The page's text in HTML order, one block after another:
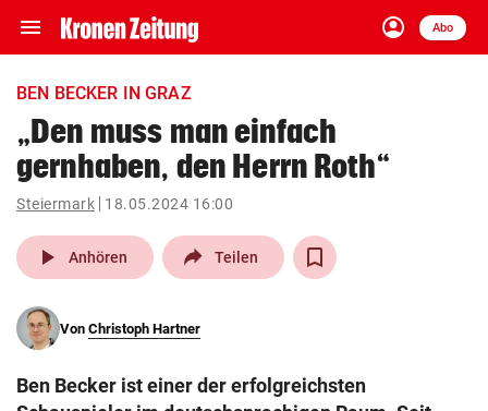
menu Navigation
ein-/ausklappen
account_circle
Anmelden
Abo
close Schließen
account_circle Anmelden
arrow_right
pin_drop
Wien arrow_right
search
eingeben
BEN BECKER IN GRAZ
„Den muss man einfach
gernhaben, den Herrn Roth“
Steiermark 18.05.2024 16:00
play_arrow Anhören Teilen
Von Christoph Hartner
Ben Becker ist einer der erfolgreichsten